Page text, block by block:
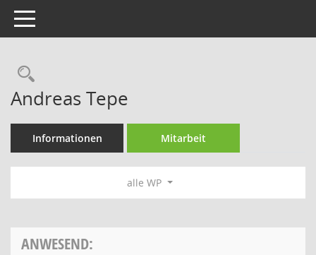
Toggle navigation
Rechercheauswahl
Andreas Tepe
Informationen Mitarbeit
alle WP
ANWESEND: